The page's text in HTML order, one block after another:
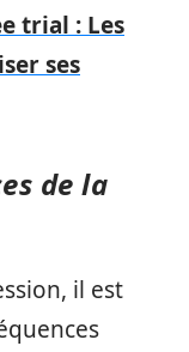
trial : Les
ses
de la
il est